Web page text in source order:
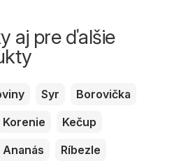
aj pre ďalšie
Syr
Borovička
Korenie
Kečup
Ananás
Ríbezle